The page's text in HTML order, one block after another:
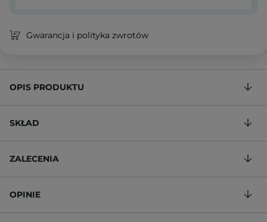
Gwarancja i polityka zwrotów
OPIS PRODUKTU
SKŁAD
ZALECENIA
OPINIE